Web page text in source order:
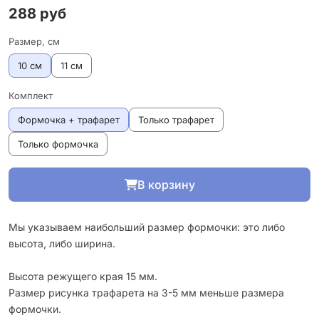
288 руб
Размер, см
10 см 11 см
Комплект
Формочка + трафарет Только трафарет
Только формочка
В корзину
Мы указываем наибольший размер формочки: это либо
высота, либо ширина.
Высота режущего края 15 мм.
Размер рисунка трафарета на 3-5 мм меньше размера
формочки.